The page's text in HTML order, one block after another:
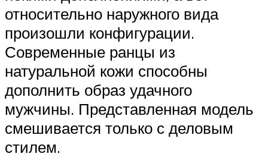
относительно наружного вида
произошли конфигурации.
Современные ранцы из
натуральной кожи способны
дополнить образ удачного
мужчины. Представленная модель
смешивается только с деловым
стилем.